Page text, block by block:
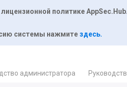
лицензионной политике AppSec.Hub.
системы нажмите здесь.
администратора